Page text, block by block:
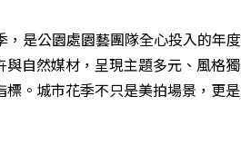
是公園處園藝團隊全心投入的年
自然媒材，呈現主題多元、風格
。城市花季不只是美拍場景，更